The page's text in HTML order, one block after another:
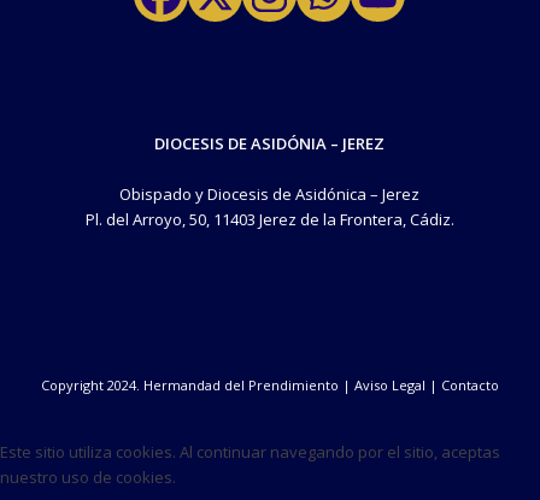
DIOCESIS DE ASIDÓNIA – JEREZ
Obispado y Diocesis de Asidónica – Jerez
Pl. del Arroyo, 50, 11403 Jerez de la Frontera, Cádiz.
Copyright 2024. Hermandad del Prendimiento | Aviso Legal | Contacto
Este sitio utiliza cookies. Al continuar navegando por el sitio, aceptas
nuestro uso de cookies.